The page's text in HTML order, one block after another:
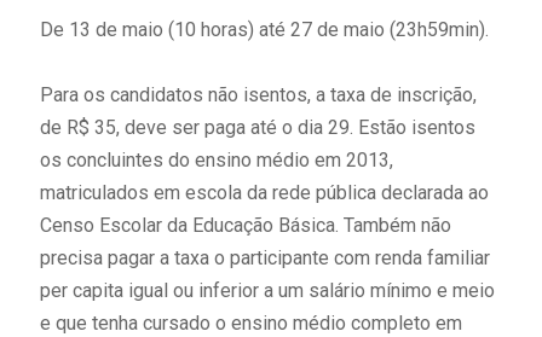
De 13 de maio (10 horas) até 27 de maio (23h59min).
Para os candidatos não isentos, a taxa de inscrição,
de R$ 35, deve ser paga até o dia 29. Estão isentos
os concluintes do ensino médio em 2013,
matriculados em escola da rede pública declarada ao
Censo Escolar da Educação Básica. Também não
precisa pagar a taxa o participante com renda familiar
per capita igual ou inferior a um salário mínimo e meio
e que tenha cursado o ensino médio completo em